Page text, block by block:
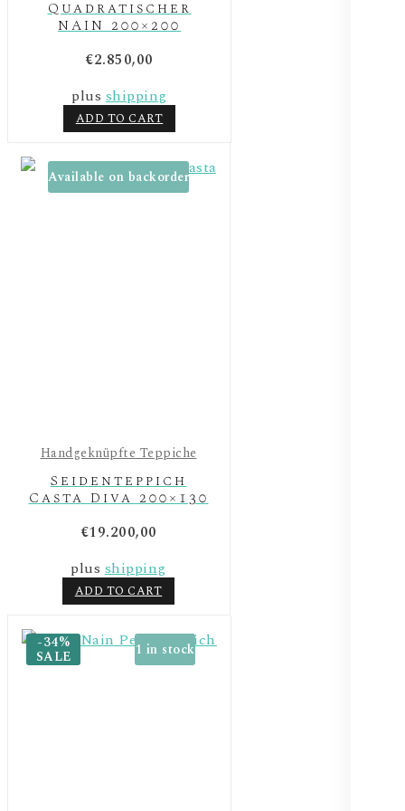
Quadratischer
NAIN 200×200
€2.850,00
plusshipping
ADD TO CART
Handgeknüpfte Teppiche
Available on backorder
Seidenteppich
Casta Diva 200×130
€19.200,00
plusshipping
ADD TO CART
-34%
SALE 1 in stock